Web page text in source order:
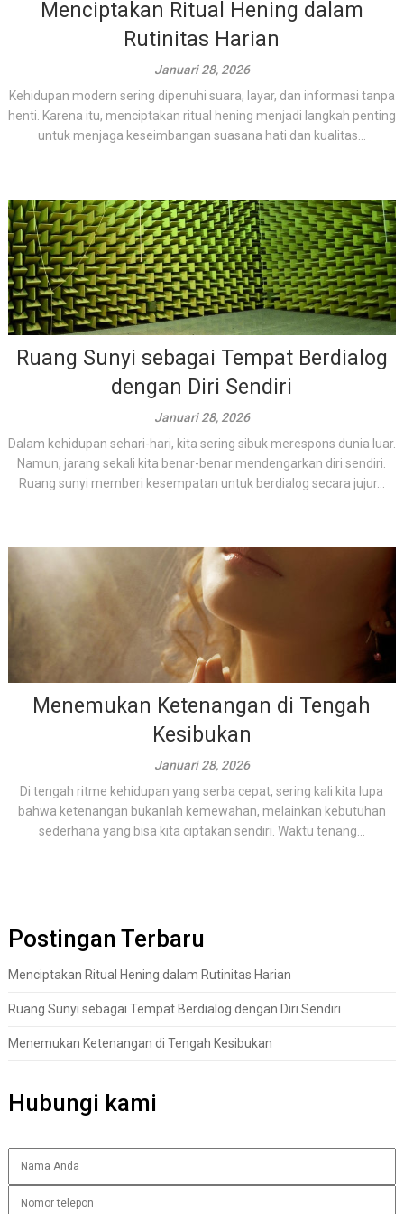
Menciptakan Ritual Hening dalam
Rutinitas Harian
Januari 28, 2026
Kehidupan modern sering dipenuhi suara, layar, dan informasi tanpa
henti. Karena itu, menciptakan ritual hening menjadi langkah penting
untuk menjaga keseimbangan suasana hati dan kualitas...
Ruang Sunyi sebagai Tempat Berdialog
dengan Diri Sendiri
Januari 28, 2026
Dalam kehidupan sehari-hari, kita sering sibuk merespons dunia luar.
Namun, jarang sekali kita benar-benar mendengarkan diri sendiri.
Ruang sunyi memberi kesempatan untuk berdialog secara jujur...
Menemukan Ketenangan di Tengah
Kesibukan
Januari 28, 2026
Di tengah ritme kehidupan yang serba cepat, sering kali kita lupa
bahwa ketenangan bukanlah kemewahan, melainkan kebutuhan
sederhana yang bisa kita ciptakan sendiri. Waktu tenang...
Postingan Terbaru
Menciptakan Ritual Hening dalam Rutinitas Harian
Ruang Sunyi sebagai Tempat Berdialog dengan Diri Sendiri
Menemukan Ketenangan di Tengah Kesibukan
Hubungi kami